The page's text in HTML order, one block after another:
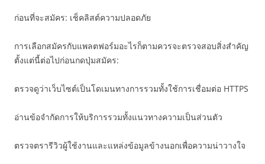
ก่อนที่จะสมัคร: เช็คลิสต์ความปลอดภัย
การเลือกสมัครกับแพลตฟอร์มอะไรก็ตามควรจะตรวจสอบสิ่งสำคัญ
ตั้งแต่นี้ต่อไปก่อนกดปุ่มสมัคร:
ตรวจดูว่าเว็บไซต์เป็นโดเมนทางการรวมทั้งใช้การเชื่อมต่อ HTTPS
อ่านข้อจำกัดการให้บริการรวมทั้งแนวทางความเป็นส่วนตัว
ตรวจตรารีวิวผู้ใช้งานและแหล่งข้อมูลข้างนอกเพื่อความน่าวางใจ